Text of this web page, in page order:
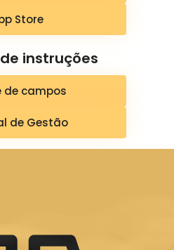
Store
instruções
de campos
de Gestão